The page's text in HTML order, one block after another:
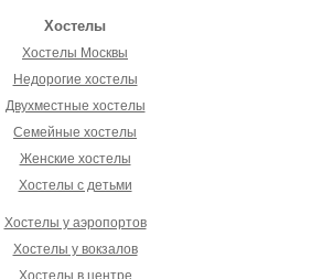
Хостелы
Хостелы Москвы
Недорогие хостелы
Двухместные хостелы
Семейные хостелы
Женские хостелы
Хостелы с детьми
Хостелы у аэропортов
Хостелы у вокзалов
Хостелы в центре